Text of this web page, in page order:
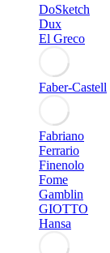
DoSketch
Dux
El Greco
Faber-Castell
Fabriano
Ferrario
Finenolo
Fome
Gamblin
GIOTTO
Hansa